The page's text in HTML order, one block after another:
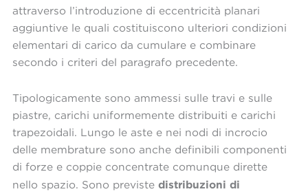
attraverso l’introduzione di eccentricità planari
aggiuntive le quali costituiscono ulteriori condizioni
elementari di carico da cumulare e combinare
secondo i criteri del paragrafo precedente.
Tipologicamente sono ammessi sulle travi e sulle
piastre, carichi uniformemente distribuiti e carichi
trapezoidali. Lungo le aste e nei nodi di incrocio
delle membrature sono anche definibili componenti
di forze e coppie concentrate comunque dirette
nello spazio. Sono previstedistribuzioni di